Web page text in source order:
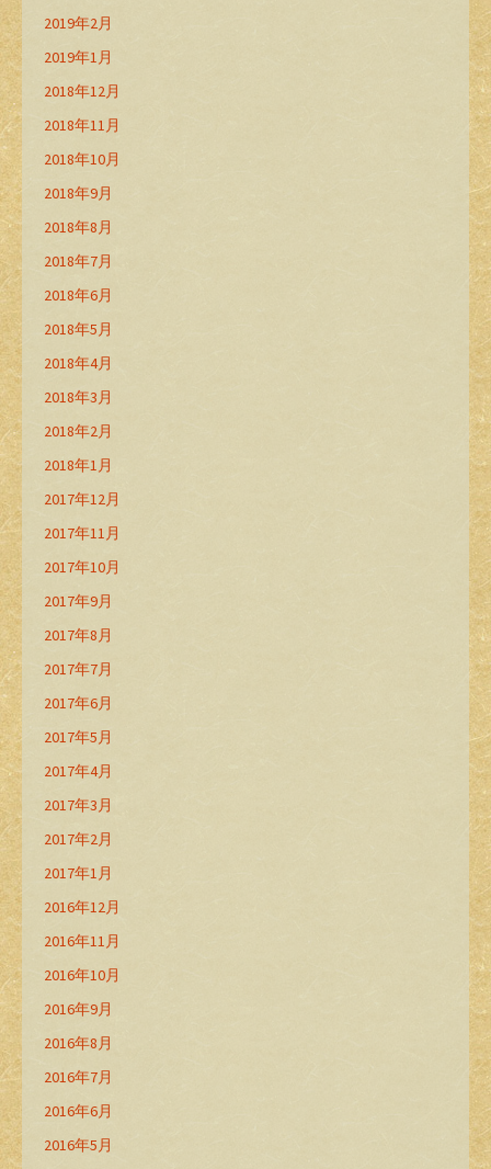
2019年2月
2019年1月
2018年12月
2018年11月
2018年10月
2018年9月
2018年8月
2018年7月
2018年6月
2018年5月
2018年4月
2018年3月
2018年2月
2018年1月
2017年12月
2017年11月
2017年10月
2017年9月
2017年8月
2017年7月
2017年6月
2017年5月
2017年4月
2017年3月
2017年2月
2017年1月
2016年12月
2016年11月
2016年10月
2016年9月
2016年8月
2016年7月
2016年6月
2016年5月